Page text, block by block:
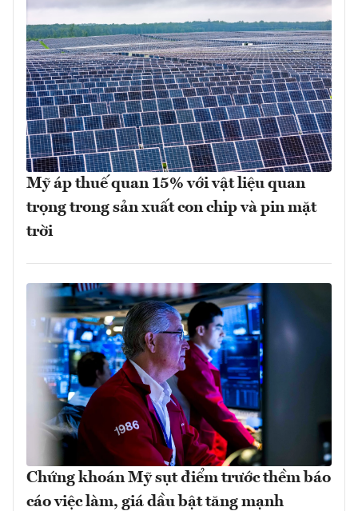
Mỹ áp thuế quan 15% với vật liệu quan
trọng trong sản xuất con chip và pin mặt
trời
Chứng khoán Mỹ sụt điểm trước thềm báo
cáo việc làm, giá dầu bật tăng mạnh